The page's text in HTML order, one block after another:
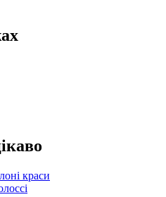
краси